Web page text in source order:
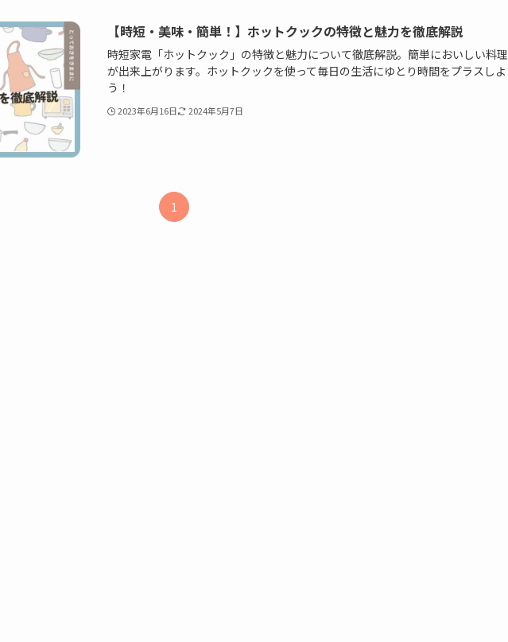
【時短・美味・簡単！】ホットクックの特徴と魅力を徹底解説
時短家電「ホットクック」の特徴と魅力について徹底解説。簡単においしい料理
が出来上がります。ホットクックを使って毎日の生活にゆとり時間をプラスしよ
う！
2023年6月16日 2024年5月7日
1